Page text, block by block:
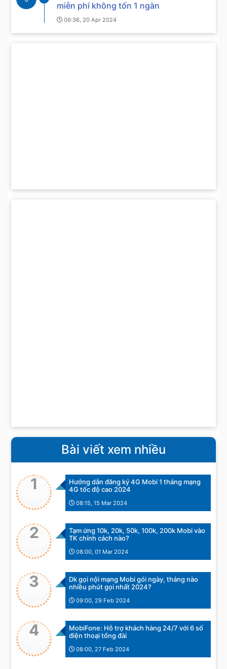
miễn phí không tốn 1 ngàn
06:36, 20 Apr 2024
Bài viết xem nhiều
1
Hướng dẫn đăng ký 4G Mobi 1 tháng mạng
4G tốc độ cao 2024
08:15, 15 Mar 2024
2
Tạm ứng 10k, 20k, 50k, 100k, 200k Mobi vào
TK chính cách nào?
08:00, 01 Mar 2024
3
Dk gọi nội mạng Mobi gói ngày, tháng nào
nhiều phút gọi nhất 2024?
09:00, 29 Feb 2024
4
MobiFone: Hỗ trợ khách hàng 24/7 với 6 số
điện thoại tổng đài
08:00, 27 Feb 2024